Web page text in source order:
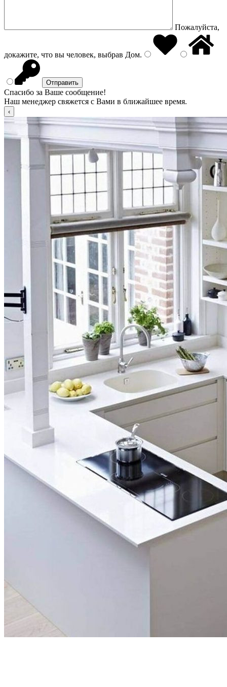
Пожалуйста,
докажите, что вы человек, выбрав Дом.
Спасибо за Ваше сообщение!
Наш менеджер свяжется с Вами в ближайшее время.